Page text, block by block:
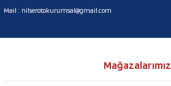
Mail : nilserotokurumsal@gmail.com
Mağazalarımız